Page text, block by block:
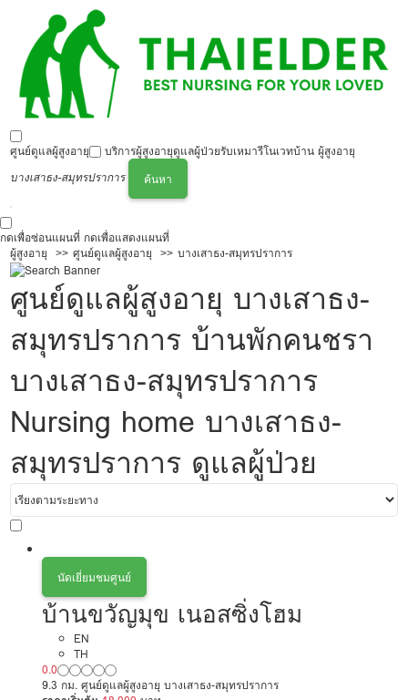
ศูนย์ดูแลผู้สูงอายุ บริการผู้สูงอายุดูแลผู้ป่วยรับเหมารีโนเวทบ้าน ผู้สูงอายุ
บางเสาธง-สมุทรปราการ
ค้นหา
กดเพื่อซ่อนแผนที่ กดเพื่อแสดงแผนที่
ผู้สูงอายุ
ศูนย์ดูแลผู้สูงอายุ บางเสาธง-สมุทรปราการ
ศูนย์ดูแลผู้สูงอายุ บางเสาธง-
สมุทรปราการ บ้านพักคนชรา
บางเสาธง-สมุทรปราการ
Nursing home บางเสาธง-
สมุทรปราการ ดูแลผู้ป่วย
นัดเยี่ยมชมศูนย์
บ้านขวัญมุข เนอสซิ่งโฮม
EN
TH
0.0
9.3 กม. ศูนย์ดูแลผู้สูงอายุ บางเสาธง-สมุทรปราการ